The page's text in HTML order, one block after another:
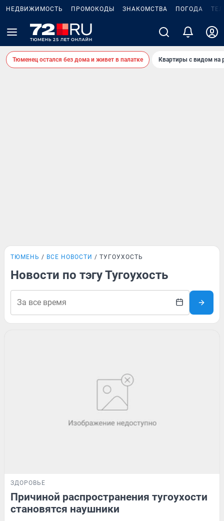
НЕДВИЖИМОСТЬ ПРОМОКОДЫ ЗНАКОМСТВА ПОГОДА
Тюменец остался без дома и живет в палатке Квартиры с видом на
ТЮМЕНЬ ВСЕ НОВОСТИ ТУГОУХОСТЬ
Новости по тэгу Тугоухость
ЗДОРОВЬЕ
Причиной распространения тугоухости
становятся наушники